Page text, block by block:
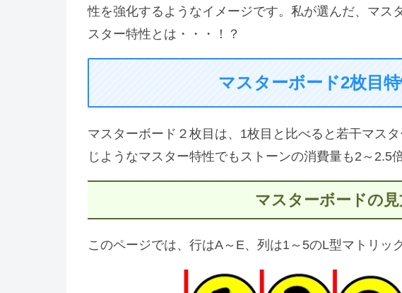
性を強化するようなイメージです。私が選んだ、マス
スター特性とは・・・！？
マスターボード2枚目
マスターボード２枚目は、1枚目と比べると若干マス
じようなマスター特性でもストーンの消費量も2～2.5
マスターボードの
このページでは、行はA～E、列は1～5のL型マトリッ